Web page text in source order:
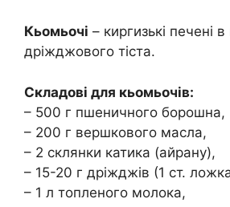
Кьомьочі – киргизькі печені
дріжджового тіста.
Складові для кьомьочів:
– 500 г пшеничного борошна,
– 200 г вершкового масла,
– 2 склянки катика (айрану),
– 15-20 г дріжджів (1 ст.
– 1 л топленого молока,